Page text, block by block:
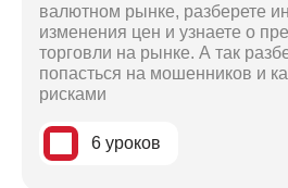
валютном рынке, разберете
изменения цен и узнаете о
торговли на рынке. А так
попасться на мошенников и
рисками
6 уроков